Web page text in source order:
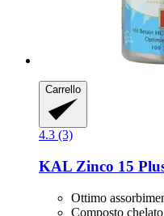
Carrello
4.3 (3)
KAL Zinco 15
Ottimo
Composto